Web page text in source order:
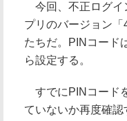
今回、不正ログイ
プリのバージョン
たちだ。PINコード
ら設定する。
すでにPINコード
ていないか再度確